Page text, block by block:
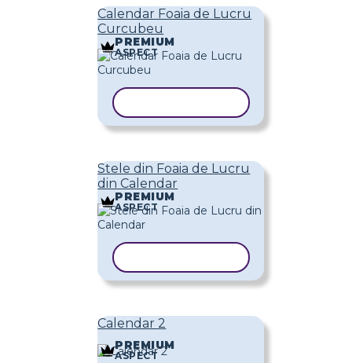
Calendar Foaia de Lucru
Curcubeu
PREMIUM
ASPECT
Stele din Foaia de Lucru
din Calendar
PREMIUM
ASPECT
Calendar 2
PREMIUM
ASPECT